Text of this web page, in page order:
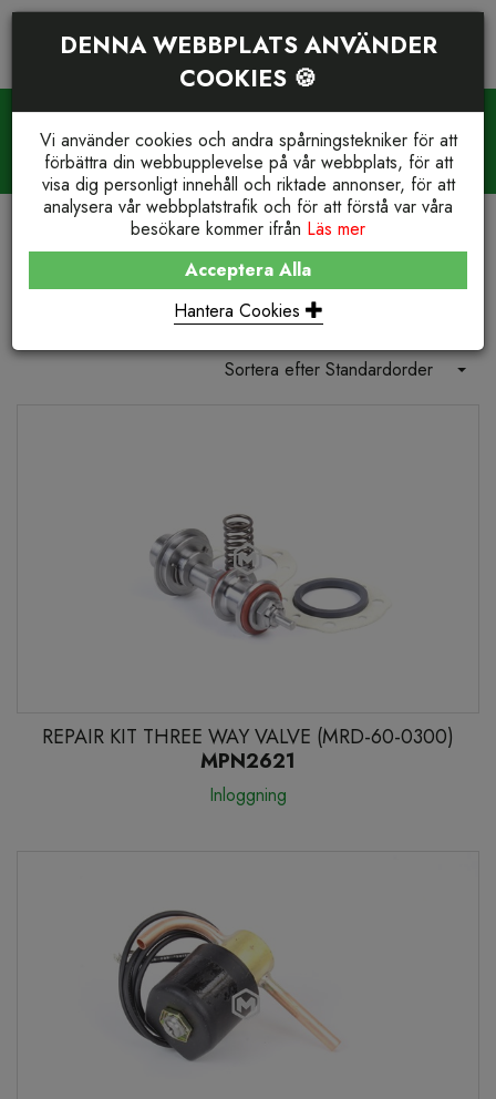
WE STOCK IT. YOU GET IT.
Reservdelar och support +46(0)23-77 66 210
REFRIGERATION
THERMO KING® REPLACEMENT
Thermo King® Replacement
Sortera efter Standardorder
REPAIR KIT THREE WAY VALVE (MRD-60-0300)
MPN2621
Inloggning
DENNA WEBBPLATS ANVÄNDER
COOKIES 🍪
Vi använder cookies och andra spårningstekniker för att
förbättra din webbupplevelse på vår webbplats, för att
visa dig personligt innehåll och riktade annonser, för att
analysera vår webbplatstrafik och för att förstå var våra
besökare kommer ifrån Läs mer
Acceptera Alla
Hantera Cookies